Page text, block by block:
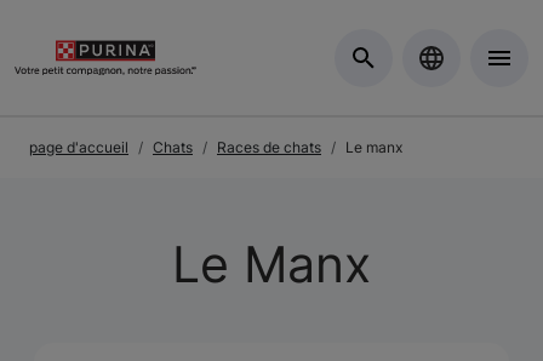
page d'accueil Chats Races de chats Le manx
Le Manx